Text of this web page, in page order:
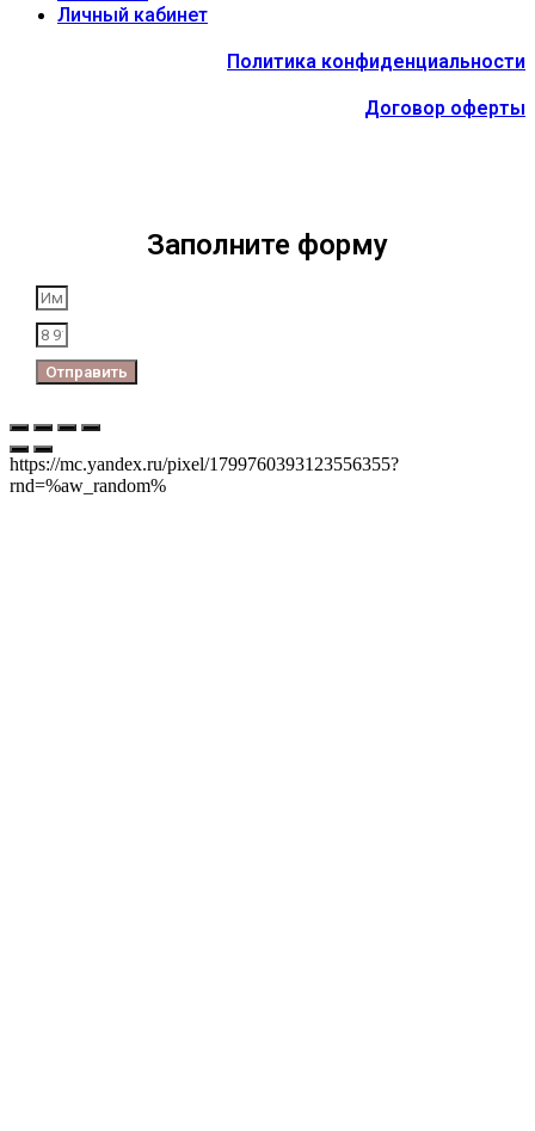
Личный кабинет
Политика конфиденциальности
Договор оферты
Заполните форму
Отправить
https://mc.yandex.ru/pixel/1799760393123556355?
rnd=%aw_random%